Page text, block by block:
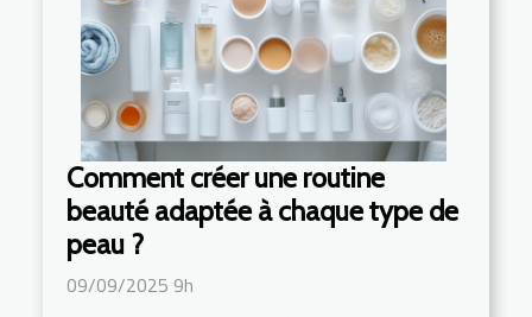
Comment créer une routine
beauté adaptée à chaque type de
peau ?
09/09/2025 9h